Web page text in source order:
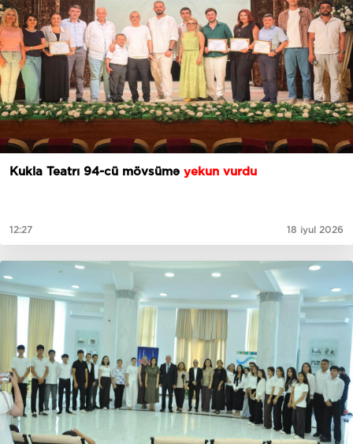
Kukla Teatrı 94-cü mövsümə yekun vurdu
12:27 18 iyul 2026